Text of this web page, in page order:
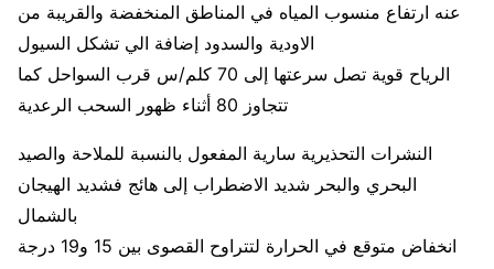
عنه ارتفاع منسوب المياه في المناطق المنخفضة والقريبة من
الاودية والسدود إضافة الي تشكل السيول
الرياح قوية تصل سرعتها إلى 70 كلم/س قرب السواحل كما
تتجاوز 80 أثناء ظهور السحب الرع
دية
النشرات التحذيرية سارية المفعول بالنسبة للملاحة والصيد
البحري والبحر شديد الاضطراب إلى هائج فشديد الهيجان
بالشمال
انخفاض متوقع في الحرارة لتتراوح القصوى بين 15 و19 درجة